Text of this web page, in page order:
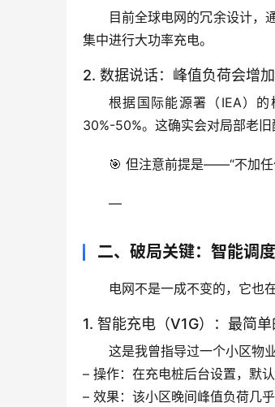
目前全球电网的冗余设计，
集中进行大功率充电。
2. 数据说话：峰值负荷会增加
根据国际能源署（IEA）的
30%-50%。这确实会对局部老旧
🎯 但注意前提是——“不加任
—
二、破局关键：智能调
电网不是一成不变的，它也
1. 智能充电（V1G）：最简单
这是我曾指导过一个小区物
– 操作：在充电桩后台设置，默
– 效果 ：该小区晚间峰值负荷几